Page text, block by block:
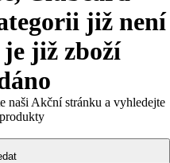
již není
již zboží
naši Akční stránku a vyhledejte